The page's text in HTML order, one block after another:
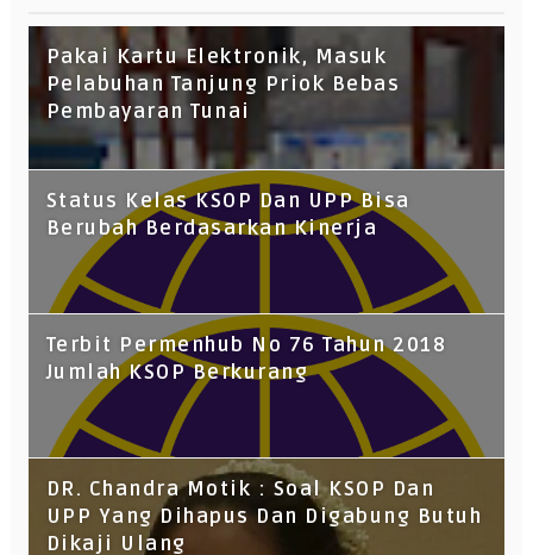
Pakai Kartu Elektronik, Masuk
Pelabuhan Tanjung Priok Bebas
Pembayaran Tunai
Status Kelas KSOP Dan UPP Bisa
Berubah Berdasarkan Kinerja
Terbit Permenhub No 76 Tahun 2018
Jumlah KSOP Berkurang
DR. Chandra Motik : Soal KSOP Dan
UPP Yang Dihapus Dan Digabung Butuh
Dikaji Ulang